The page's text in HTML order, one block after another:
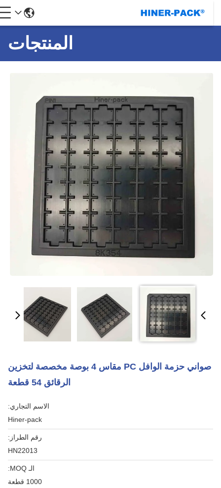
المنتجات
صواني حزمة الوافل PC مقاس 4 بوصة مخصصة لتخزين
الرقائق 54 قطعة
الاسم التجاري:
Hiner-pack
رقم الطراز:
HN22013
الـ MOQ:
1000 قطعة